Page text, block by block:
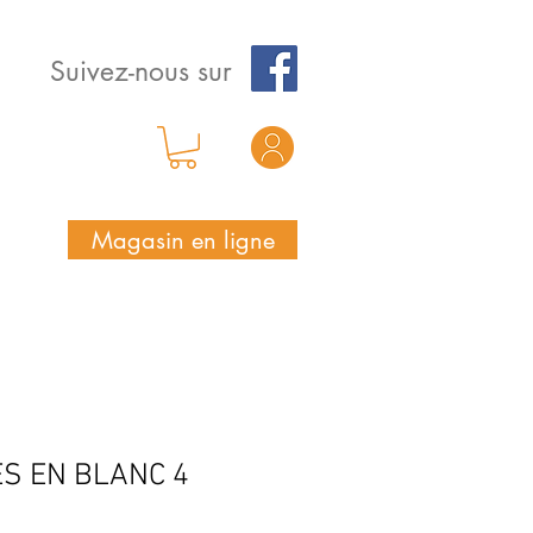
Suivez-nous sur
Magasin en ligne
EN BLANC 4